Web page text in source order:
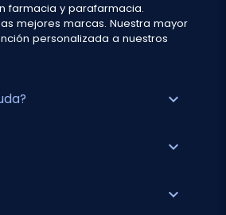
farmacia y parafarmacia.
mejores marcas. Nuestra mayor
personalizada a nuestros
expand_more
expand_more
expand_more